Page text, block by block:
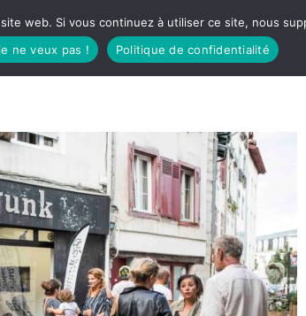
À MANGER CÔTÉ SORTIES GREEN LIFE
web. Si vous continuez à utiliser ce site, nous
ne veux pas ! Politique de confidentialité